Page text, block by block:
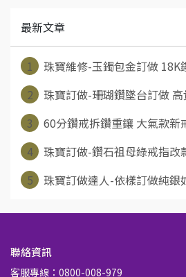
最新文章
1
珠寶維修-玉鐲包金訂做
2
珠寶訂做-珊瑚鑽墜台訂做
3
60分鑽戒拆鑽重鑲 大氣款新
4
珠寶訂做-鑽石祖母綠戒指
5
珠寶訂做達人-依樣訂做純
聯絡資訊
客服專線：0800-008-979